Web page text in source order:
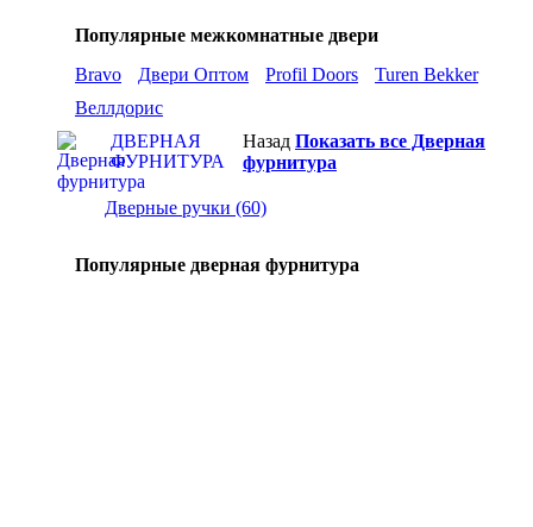
Популярные межкомнатные двери
Bravo
Двери Оптом Profil Doors
Turen Bekker
Веллдорис
ДВЕРНАЯ
ФУРНИТУРА
Назад Показать все Дверная
фурнитура
Дверные ручки (60)
Популярные дверная фурнитура